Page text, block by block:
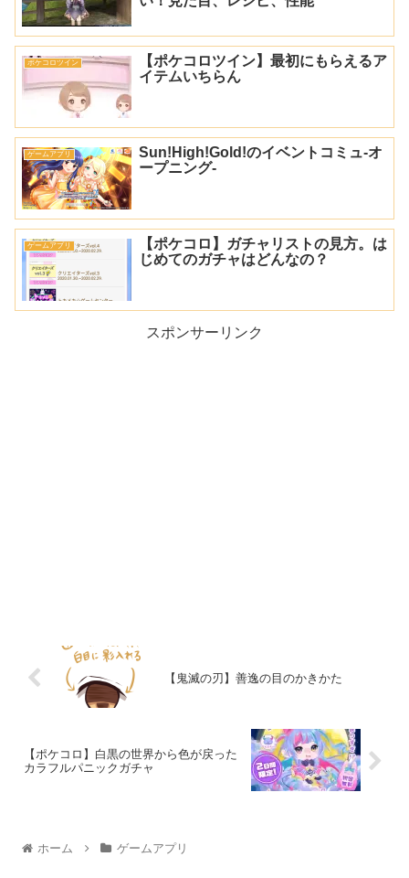
ポケコロツイン
【ポケコロツイン】最初にもらえるア
イテムいちらん
ゲームアプリ
Sun!High!Gold!のイベントコミュ-オ
ープニング-
ゲームアプリ
【ポケコロ】ガチャリストの見方。は
じめてのガチャはどんなの？
スポンサーリンク
【鬼滅の刃】善逸の目のかきかた
【ポケコロ】白黒の世界から色が戻った
カラフルパニックガチャ
ホーム ゲームアプリ